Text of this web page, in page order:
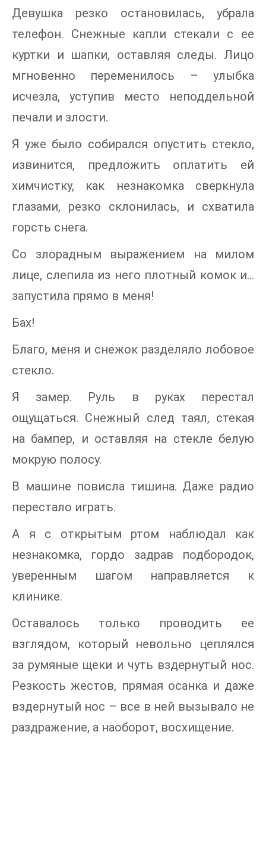
Девушка резко остановилась, убрала
телефон. Снежные капли стекали с ее
куртки и шапки, оставляя следы. Лицо
мгновенно переменилось – улыбка
исчезла, уступив место неподдельной
печали и злости.
Я уже было собирался опустить стекло,
извинится, предложить оплатить ей
химчистку, как незнакомка сверкнула
глазами, резко склонилась, и схватила
горсть снега.
Со злорадным выражением на милом
лице, слепила из него плотный комок и…
запустила прямо в меня!
Бах!
Благо, меня и снежок разделяло лобовое
стекло.
Я замер. Руль в руках перестал
ощущаться. Снежный след таял, стекая
на бампер, и оставляя на стекле белую
мокрую полосу.
В машине повисла тишина. Даже радио
перестало играть.
А я с открытым ртом наблюдал как
незнакомка, гордо задрав подбородок,
уверенным шагом направляется к
клинике.
Оставалось только проводить ее
взглядом, который невольно цеплялся
за румяные щеки и чуть вздернутый нос.
Резкость жестов, прямая осанка и даже
вздернутый нос – все в ней вызывало не
раздражение, а наоборот, восхищение.